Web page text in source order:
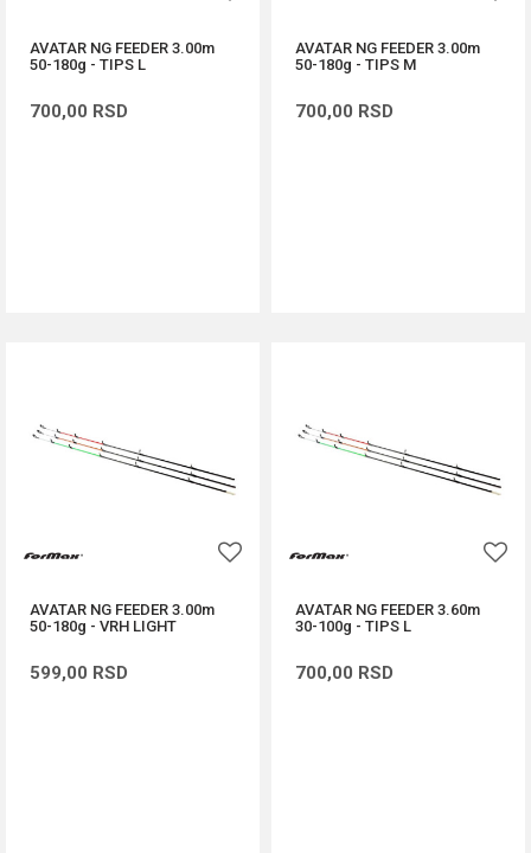
AVATAR NG FEEDER 3.00m
50-180g - TIPS L
700,00 RSD
AVATAR NG FEEDER 3.00m
50-180g - TIPS M
700,00 RSD
AVATAR NG FEEDER 3.00m
50-180g - VRH LIGHT
599,00 RSD
AVATAR NG FEEDER 3.60m
30-100g - TIPS L
700,00 RSD